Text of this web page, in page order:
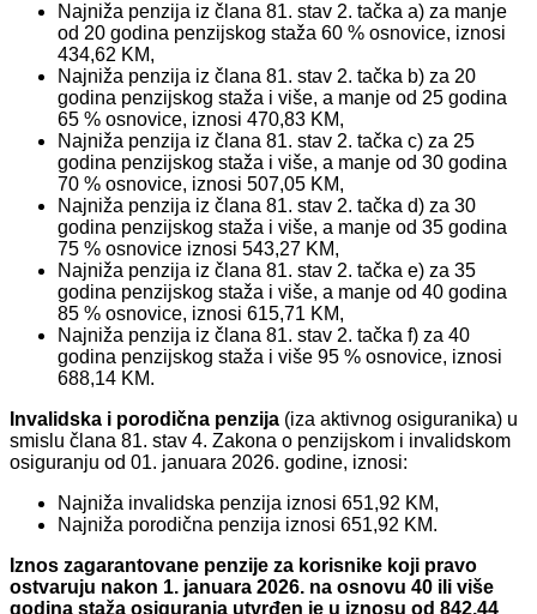
Najniža penzija iz člana 81. stav 2. tačka a) za manje
od 20 godina penzijskog staža 60 % osnovice, iznosi
434,62 KM,
Najniža penzija iz člana 81. stav 2. tačka b) za 20
godina penzijskog staža i više, a manje od 25 godina
65 % osnovice, iznosi 470,83 KM,
Najniža penzija iz člana 81. stav 2. tačka c) za 25
godina penzijskog staža i više, a manje od 30 godina
70 % osnovice, iznosi 507,05 KM,
Najniža penzija iz člana 81. stav 2. tačka d) za 30
godina penzijskog staža i više, a manje od 35 godina
75 % osnovice iznosi 543,27 KM,
Najniža penzija iz člana 81. stav 2. tačka e) za 35
godina penzijskog staža i više, a manje od 40 godina
85 % osnovice, iznosi 615,71 KM,
Najniža penzija iz člana 81. stav 2. tačka f) za 40
godina penzijskog staža i više 95 % osnovice, iznosi
688,14 KM.
Invalidska i porodična penzija (iza aktivnog osiguranika) u
smislu člana 81. stav 4. Zakona o penzijskom i invalidskom
osiguranju od 01. januara 2026. godine, iznosi:
Najniža invalidska penzija iznosi 651,92 KM,
Najniža porodična penzija iznosi 651,92 KM.
Iznos zagarantovane penzije za korisnike koji pravo
ostvaruju nakon 1. januara 2026. na osnovu 40 ili više
godina staža osiguranja utvrđen je u iznosu od 842,44